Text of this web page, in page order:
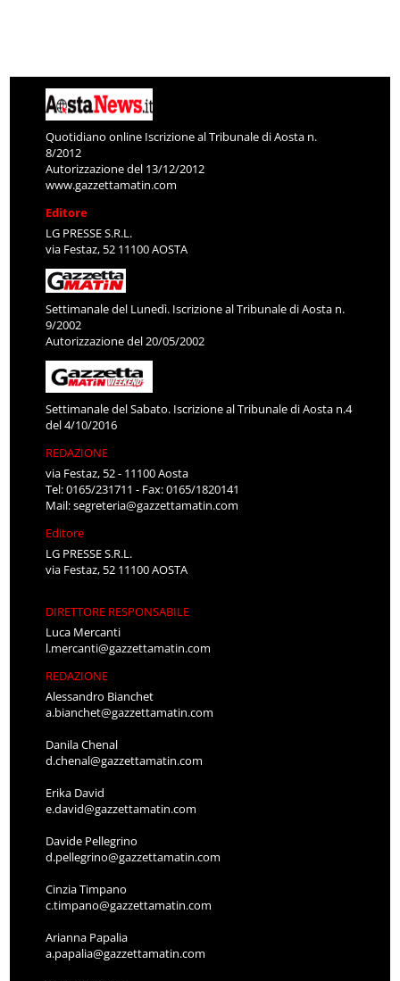
Quotidiano online Iscrizione al Tribunale di Aosta n.
8/2012
Autorizzazione del 13/12/2012
www.gazzettamatin.com
Editore
LG PRESSE S.R.L.
via Festaz, 52 11100 AOSTA
Settimanale del Lunedì. Iscrizione al Tribunale di Aosta n.
9/2002
Autorizzazione del 20/05/2002
Settimanale del Sabato. Iscrizione al Tribunale di Aosta n.4
del 4/10/2016
REDAZIONE
via Festaz, 52 - 11100 Aosta
Tel: 0165/231711 - Fax: 0165/1820141
Mail:segreteria@gazzettamatin.com
Editore
LG PRESSE S.R.L.
via Festaz, 52 11100 AOSTA
DIRETTORE RESPONSABILE
Luca Mercanti
l.mercanti@gazzettamatin.com
REDAZIONE
Alessandro Bianchet
a.bianchet@gazzettamatin.com
Danila Chenal
d.chenal@gazzettamatin.com
Erika David
e.david@gazzettamatin.com
Davide Pellegrino
d.pellegrino@gazzettamatin.com
Cinzia Timpano
c.timpano@gazzettamatin.com
Arianna Papalia
a.papalia@gazzettamatin.com